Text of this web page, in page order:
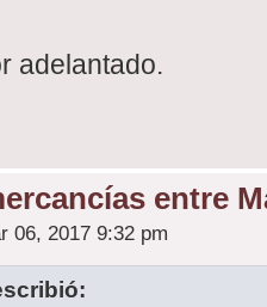
adelantado.
entre
06, 2017 9:32 pm